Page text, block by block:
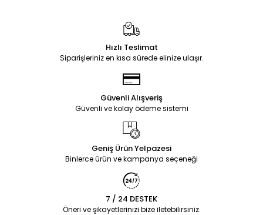
Hızlı Teslimat
Siparişleriniz en kısa sürede elinize ulaşır.
Güvenli Alışveriş
Güvenli ve kolay ödeme sistemi
Geniş Ürün Yelpazesi
Binlerce ürün ve kampanya seçeneği
7 / 24 DESTEK
Öneri ve şikayetlerinizi bize iletebilirsiniz.